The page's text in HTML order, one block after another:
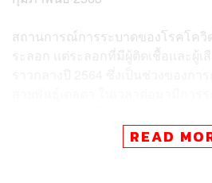
สถานการณ์การระบาดของโรคโควิ
ระลอก แต่ระลอกที่มีผู้ติดเชื้อและผู้เ
และนับจนถึงวันนี้ ครบ 3 ปีหลังพบผู้ป่
READ